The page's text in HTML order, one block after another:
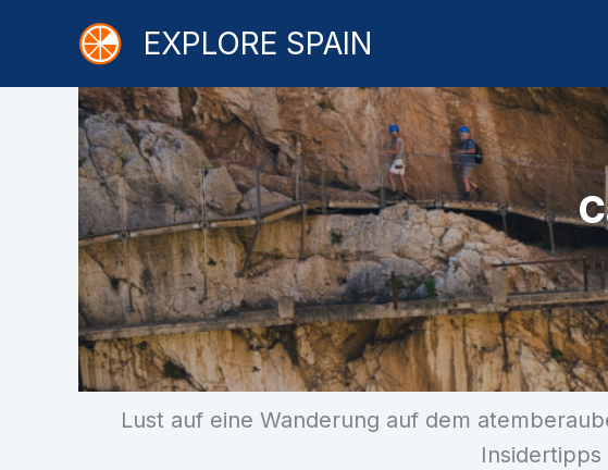
springen
EXPLORE SPAIN
Lust auf eine Wanderung auf dem